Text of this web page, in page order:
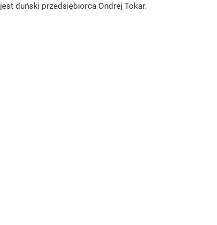
jest duński przedsiębiorca Ondrej Tokar.